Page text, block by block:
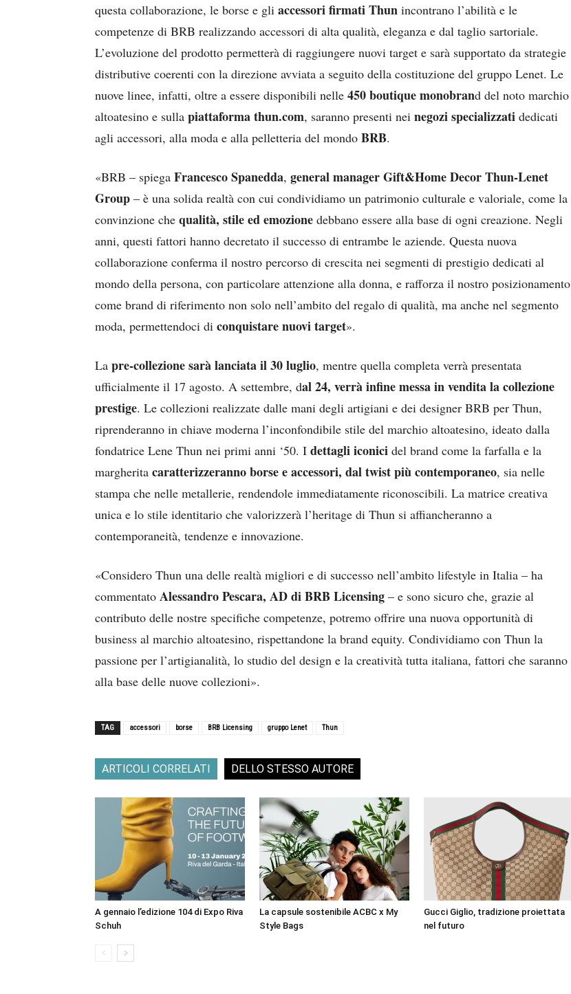
questa collaborazione, le borse e gli accessori firmati Thun incontrano l’abilità e le
competenze di BRB realizzando accessori di alta qualità, eleganza e dal taglio sartoriale.
L’evoluzione del prodotto permetterà di raggiungere nuovi target e sarà supportato da strategie
distributive coerenti con la direzione avviata a seguito della costituzione del gruppo Lenet. Le
nuove linee, infatti, oltre a essere disponibili nelle 450 boutique monobrand del noto marchio
altoatesino e sulla piattaforma thun.com, saranno presenti nei negozi specializzati dedicati
agli accessori, alla moda e alla pelletteria del mondo BRB.
«BRB – spiega Francesco Spanedda, general manager Gift&Home Decor Thun-Lenet
Group – è una solida realtà con cui condividiamo un patrimonio culturale e valoriale, come la
convinzione che qualità, stile ed emozione debbano essere alla base di ogni creazione. Negli
anni, questi fattori hanno decretato il successo di entrambe le aziende. Questa nuova
collaborazione conferma il nostro percorso di crescita nei segmenti di prestigio dedicati al
mondo della persona, con particolare attenzione alla donna, e rafforza il nostro posizionamento
come brand di riferimento non solo nell’ambito del regalo di qualità, ma anche nel segmento
moda, permettendoci di conquistare nuovi target».
La pre-collezione sarà lanciata il 30 luglio, mentre quella completa verrà presentata
ufficialmente il 17 agosto. A settembre, dal 24, verrà infine messa in vendita la collezione
prestige. Le collezioni realizzate dalle mani degli artigiani e dei designer BRB per Thun,
riprenderanno in chiave moderna l’inconfondibile stile del marchio altoatesino, ideato dalla
fondatrice Lene Thun nei primi anni ‘50. I dettagli iconici del brand come la farfalla e la
margherita caratterizzeranno borse e accessori, dal twist più contemporaneo, sia nelle
stampa che nelle metallerie, rendendole immediatamente riconoscibili. La matrice creativa
unica e lo stile identitario che valorizzerà l’heritage di Thun si affiancheranno a
contemporaneità, tendenze e innovazione.
«Considero Thun una delle realtà migliori e di successo nell’ambito lifestyle in Italia – ha
commentato Alessandro Pescara, AD di BRB Licensing – e sono sicuro che, grazie al
contributo delle nostre specifiche competenze, potremo offrire una nuova opportunità di
business al marchio altoatesino, rispettandone la brand equity. Condividiamo con Thun la
passione per l’artigianalità, lo studio del design e la creatività tutta italiana, fattori che saranno
alla base delle nuove collezioni».
TAG accessori borse BRB Licensing gruppo Lenet Thun
ARTICOLI CORRELATI DELLO STESSO AUTORE
A gennaio l’edizione 104 di Expo Riva
Schuh
La capsule sostenibile ACBC x My
Style Bags
Gucci Giglio, tradizione proiettata
nel futuro